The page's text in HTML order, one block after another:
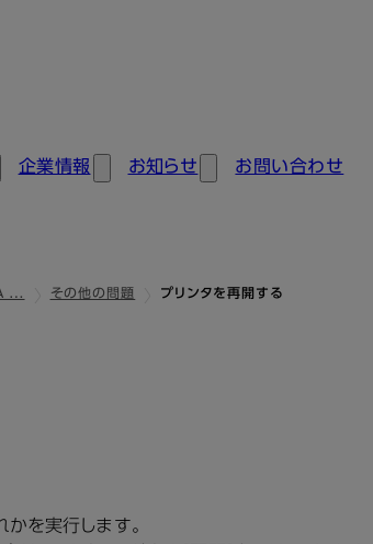
企業情報 お知らせ お問い合わせ
… その他の問題 プリンタを再開する
を実行します。